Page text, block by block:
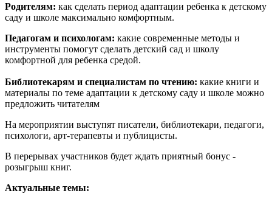
Родителям: как сделать период адаптации ребенка к детскому
саду и школе максимально комфортным.
Педагогам и психологам: какие современные методы и
инструменты помогут сделать детский сад и школу
комфортной для ребенка средой.
Библиотекарям и специалистам по чтению: какие книги и
материалы по теме адаптации к детскому саду и школе можно
предложить читателям
На мероприятии выступят писатели, библиотекари, педагоги,
психологи, арт-терапевты и публицисты.
В перерывах участников будет ждать приятный бонус -
розыгрыш книг.
Актуальные темы: